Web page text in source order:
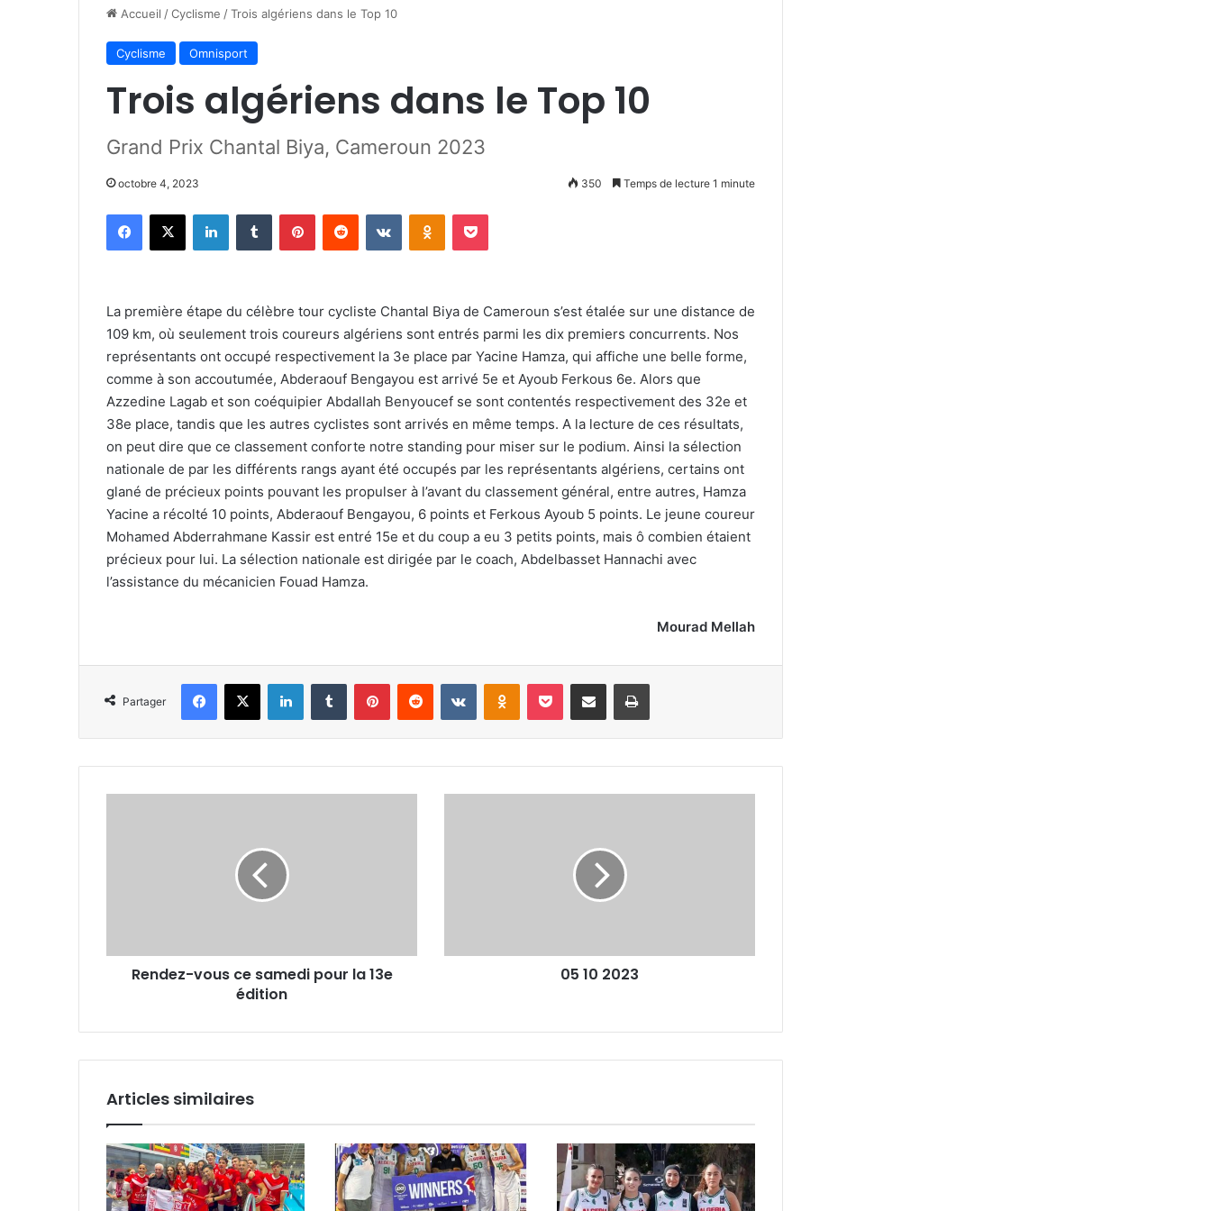
Accueil /Cyclisme /Trois algériens dans le Top 10
Cyclisme Omnisport
Trois algériens dans le Top 10
Grand Prix Chantal Biya, Cameroun 2023
octobre 4, 2023 350 Temps de lecture 1 minute
Facebook
X LinkedinTumblr PinterestReddit VKontakteOdnoklassniki
Pocket
La première étape du célèbre tour cycliste Chantal Biya de Cameroun s’est étalée sur une distance de
109 km, où seulement trois coureurs algériens sont entrés parmi les dix premiers concurrents. Nos
représentants ont occupé respectivement la 3e place par Yacine Hamza, qui affiche une belle forme,
comme à son accoutumée, Abderaouf Bengayou est arrivé 5e et Ayoub Ferkous 6e. Alors que
Azzedine Lagab et son coéquipier Abdallah Benyoucef se sont contentés respectivement des 32e et
38e place, tandis que les autres cyclistes sont arrivés en même temps. A la lecture de ces résultats,
on peut dire que ce classement conforte notre standing pour miser sur le podium. Ainsi la sélection
nationale de par les différents rangs ayant été occupés par les représentants algériens, certains ont
glané de précieux points pouvant les propulser à l’avant du classement général, entre autres, Hamza
Yacine a récolté 10 points, Abderaouf Bengayou, 6 points et Ferkous Ayoub 5 points. Le jeune coureur
Mohamed Abderrahmane Kassir est entré 15e et du coup a eu 3 petits points, mais ô combien étaient
précieux pour lui. La sélection nationale est dirigée par le coach, Abdelbasset Hannachi avec
l’assistance du mécanicien Fouad Hamza.
Mourad Mellah
Partager
Facebook
X LinkedinTumblr PinterestReddit VKontakteOdnoklassniki
Pocket Partager par email Imprimer
Rendez-vous ce samedi pour la 13e
édition
05 10 2023
Articles similaires